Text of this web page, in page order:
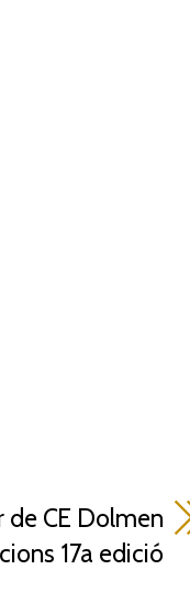
de CE Dolmen
17a edició